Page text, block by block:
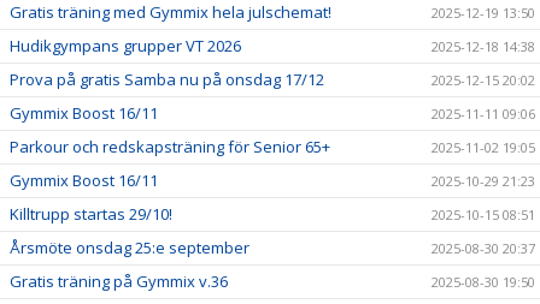
Gratis träning med Gymmix hela julschemat! 2025-12-19 13:50
Hudikgympans grupper VT 2026 2025-12-18 14:38
Prova på gratis Samba nu på onsdag 17/12 2025-12-15 20:02
Gymmix Boost 16/11 2025-11-11 09:06
Parkour och redskapsträning för Senior 65+ 2025-11-02 19:05
Gymmix Boost 16/11 2025-10-29 21:23
Killtrupp startas 29/10! 2025-10-15 08:51
Årsmöte onsdag 25:e september 2025-08-30 20:37
Gratis träning på Gymmix v.36 2025-08-30 19:50